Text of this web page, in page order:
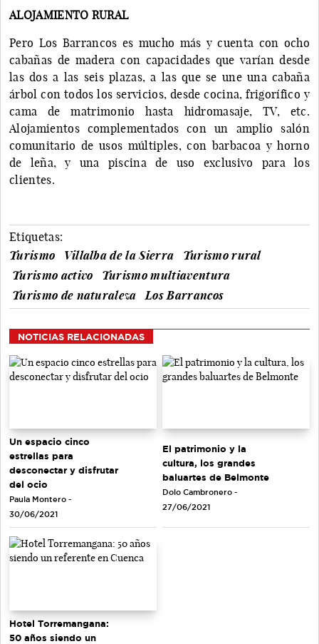
ALOJAMIENTO RURAL
Pero Los Barrancos es mucho más y cuenta con ocho
cabañas de madera con capacidades que varían desde
las dos a las seis plazas, a las que se une una cabaña
árbol con todos los servicios, desde cocina, frigorífico y
cama de matrimonio hasta hidromasaje, TV, etc.
Alojamientos complementados con un amplio salón
comunitario de usos múltiples, con barbacoa y horno
de leña, y una piscina de uso exclusivo para los
clientes.
Etiquetas:
Turismo
Villalba de la Sierra
Turismo rural
Turismo activo
Turismo multiaventura
Turismo de naturaleza
Los Barrancos
NOTICIAS RELACIONADAS
Un espacio cinco
estrellas para
desconectar y disfrutar
del ocio
Paula Montero -
30/06/2021
El patrimonio y la
cultura, los grandes
baluartes de Belmonte
Dolo Cambronero -
27/06/2021
Hotel Torremangana:
50 años siendo un